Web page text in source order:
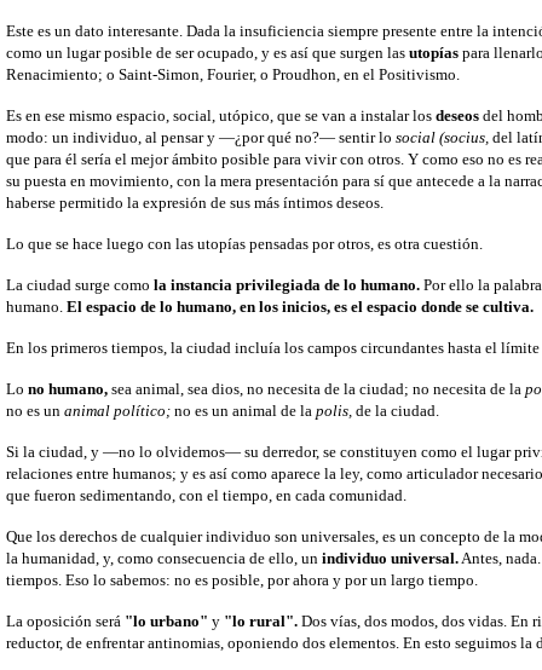
Este es un dato interesante. Dada la insuficiencia siempre presente entre la
como un lugar posible de ser ocupado, y es así que surgen las utopías para
Renacimiento; o Saint-Simon, Fourier, o Proudhon, en el Positivismo.
Es en ese mismo espacio, social, utópico, que se van a instalar los deseos del
modo: un individuo, al pensar y —¿por qué no?— sentir lo social (socius, del
que para él sería el mejor ámbito posible para vivir con otros. Y como eso no es
su puesta en movimiento, con la mera presentación para sí que antecede a la
haberse permitido la expresión de sus más íntimos deseos.
Lo que se hace luego con las utopías pensadas por otros, es otra cuestión.
La ciudad surge como la instancia privilegiada de lo humano. Por ello la
humano. El espacio de lo humano, en los inicios, es el espacio donde se cultiva.
En los primeros tiempos, la ciudad incluía los campos circundantes hasta el
Lo no humano, sea animal, sea dios, no necesita de la ciudad; no necesita de la
no es un animal político; no es un animal de la polis, de la ciudad.
Si la ciudad, y —no lo olvidemos— su derredor, se constituyen como el lugar
relaciones entre humanos; y es así como aparece la ley, como articulador
que fueron sedimentando, con el tiempo, en cada comunidad.
Que los derechos de cualquier individuo son universales, es un concepto de la
la humanidad, y, como consecuencia de ello, un individuo universal.Antes,
tiempos. Eso lo sabemos: no es posible, por ahora y por un largo tiempo.
La oposición será "lo urbano" y "lo rural". Dos vías, dos modos, dos vidas. En
reductor, de enfrentar antinomias, oponiendo dos elementos. En esto seguimos